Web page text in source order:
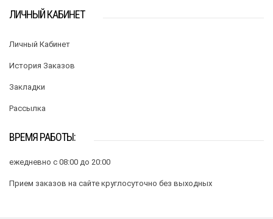
ЛИЧНЫЙ КАБИНЕТ
Личный Кабинет
История Заказов
Закладки
Рассылка
ВРЕМЯ РАБОТЫ:
ежедневно с 08:00 до 20:00
Прием заказов на сайте круглосуточно без выходных